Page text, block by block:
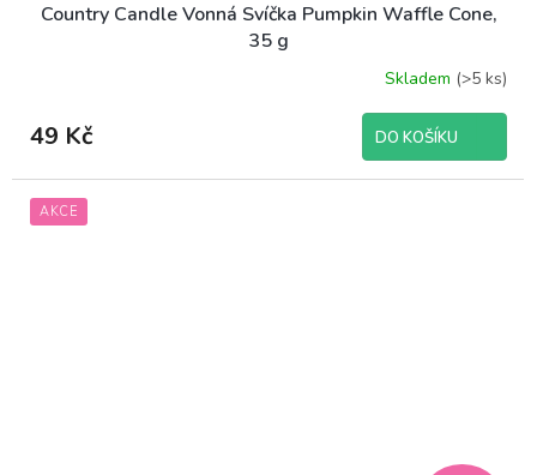
Country Candle Vonná Svíčka Pumpkin Waffle Cone,
35 g
Skladem (>5 ks)
49 Kč DO KOŠÍKU
AKCE